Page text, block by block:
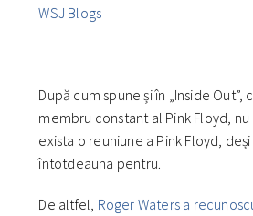
WSJ Blogs
După cum spune și în „Inside
membru constant al Pink Floyd,
exista o reuniune a Pink Floyd,
întotdeauna pentru.
De altfel, Roger Waters a